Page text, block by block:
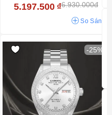
5.197.500 ₫6.930.000đ
So Sánh
-25%